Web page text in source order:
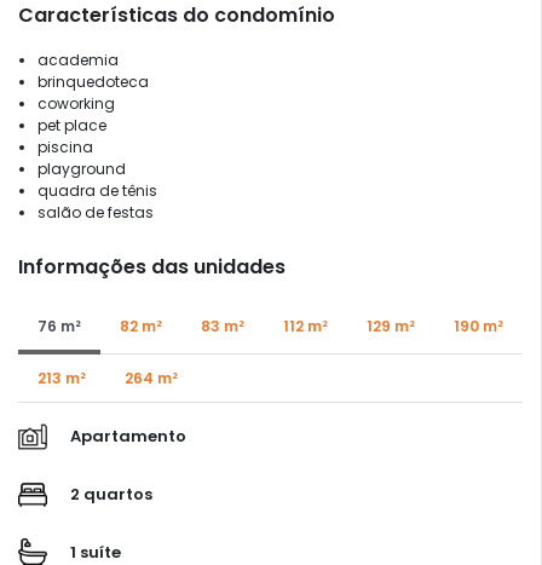
Características do condomínio
academia
brinquedoteca
coworking
pet place
piscina
playground
quadra de tênis
salão de festas
Informações das unidades
76 m² 82 m² 83 m² 112 m² 129 m² 190 m²
213 m² 264 m²
Apartamento
2 quartos
1 suíte